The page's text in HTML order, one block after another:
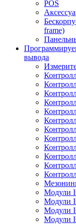
POS
frame)
вывода
Модули
Модули
Модули
Модули